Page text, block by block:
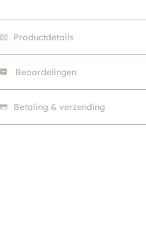
Productdetails
Size
Hondgrootte
Kleur
Materiaal
Wol
Beoordelingen
Betaling & verzending